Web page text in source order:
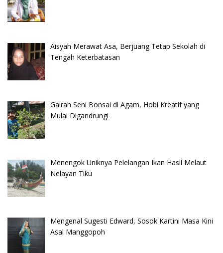
Aisyah Merawat Asa, Berjuang Tetap Sekolah di
Tengah Keterbatasan
Gairah Seni Bonsai di Agam, Hobi Kreatif yang
Mulai Digandrungi
Menengok Uniknya Pelelangan Ikan Hasil Melaut
Nelayan Tiku
Mengenal Sugesti Edward, Sosok Kartini Masa Kini
Asal Manggopoh